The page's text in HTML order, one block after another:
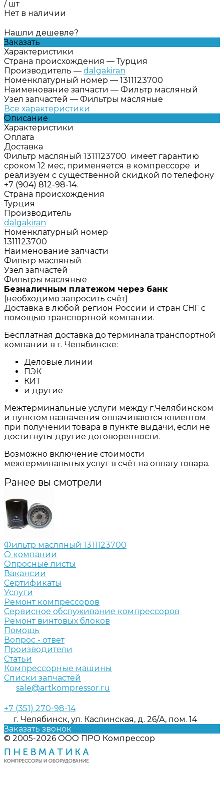
/ шт
Нет в наличии
Нашли дешевле?
Заказать
Характеристики
Страна происхождения — Турция
Производитель — dalgakiran
Номенклатурный номер — 1311123700
Наименование запчасти — Фильтр масляный
Узел запчастей — Фильтры масляные
Все характеристики
Описание
Характеристики
Оплата
Доставка
Фильтр масляный 1311123700 имеет гарантию
сроком 12 мес, применяется в компрессоре и
реализуем с существенной скидкой по телефону
+7 (904) 812-98-14.
Страна происхождения
Турция
Производитель
dalgakiran
Номенклатурный номер
1311123700
Наименование запчасти
Фильтр масляный
Узел запчастей
Фильтры масляные
Безналичным платежом через банк
(необходимо запросить счёт)
Доставка в любой регион России и стран СНГ с
помощью транспортной компании.
Бесплатная доставка до терминала транспортной
компании в г. Челябинске:
Деловые линии
ПЭК
КИТ
и другие
Межтерминальные услуги между г.Челябинском
и пунктом назначения оплачиваются клиентом
при получении товара в пункте выдачи, если не
достигнуты другие договоренности.
Возможно включение стоимости
межтерминальных услуг в счёт на оплату товара.
Ранее вы смотрели
Фильтр масляный 1311123700
О компании
Опросные листы
Вакансии
Сертификаты
Услуги
Ремонт компрессоров
Сервисное обслуживание компрессоров
Ремонт винтовых блоков
Помощь
Вопрос - ответ
Производители
Статьи
Компрессорные машины
Списки запчастей
sale@artkompressor.ru
+7 (351) 270-98-14
г. Челябинск, ул. Каслинская, д. 26/А, пом. 14
Заказать звонок
© 2005-2026 ООО ПРО Компрессор